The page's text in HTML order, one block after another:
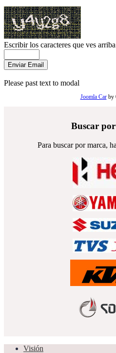
Escribir los caracteres que ves
Please past text to modal
Joomla Carby
Buscar
Para buscar por marca,
Visión